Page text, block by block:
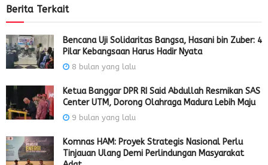
Berita Terkait
Bencana Uji Solidaritas Bangsa, Hasani bin Zuber: 4
Pilar Kebangsaan Harus Hadir Nyata
8 bulan yang lalu
Ketua Banggar DPR RI Said Abdullah Resmikan SAS
Center UTM, Dorong Olahraga Madura Lebih Maju
9 bulan yang lalu
Komnas HAM: Proyek Strategis Nasional Perlu
Tinjauan Ulang Demi Perlindungan Masyarakat